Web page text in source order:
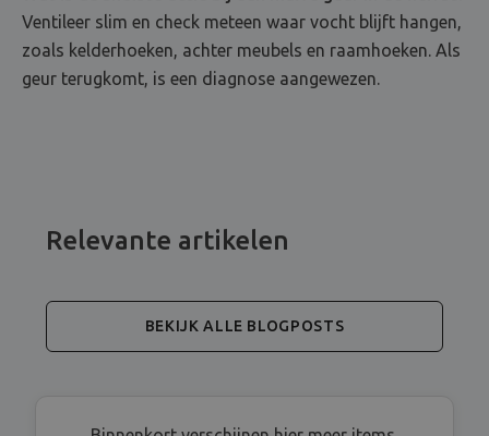
Ventileer slim en check meteen waar vocht blijft hangen,
zoals kelderhoeken, achter meubels en raamhoeken. Als
geur terugkomt, is een diagnose aangewezen.
Relevante artikelen
BEKIJK ALLE BLOGPOSTS